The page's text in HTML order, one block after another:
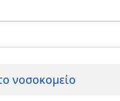
νοσοκομείο